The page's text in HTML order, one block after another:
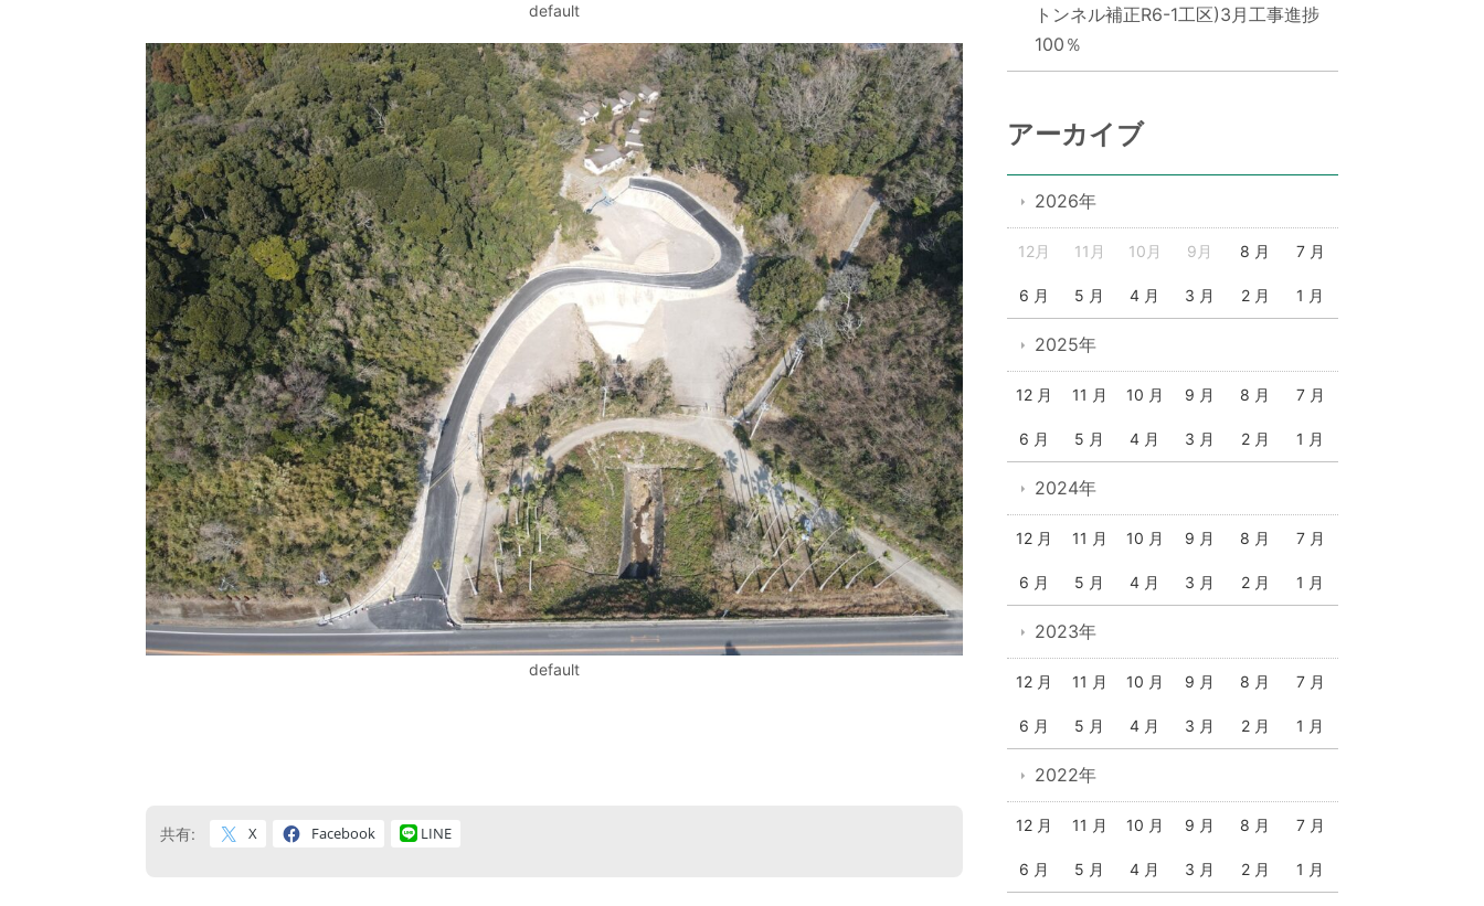
default
default
共有: X Facebook LINE
トンネル補正R6-1工区)3月工事進捗
100％
アーカイブ
2026年
12月 11月 10月 9月 8 月 7 月
6 月 5 月 4 月 3 月 2 月 1 月
2025年
12 月 11 月 10 月 9 月 8 月 7 月
6 月 5 月 4 月 3 月 2 月 1 月
2024年
12 月 11 月 10 月 9 月 8 月 7 月
6 月 5 月 4 月 3 月 2 月 1 月
2023年
12 月 11 月 10 月 9 月 8 月 7 月
6 月 5 月 4 月 3 月 2 月 1 月
2022年
12 月 11 月 10 月 9 月 8 月 7 月
6 月 5 月 4 月 3 月 2 月 1 月